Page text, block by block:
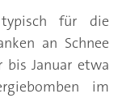
für die
an Schnee
Januar etwa
im